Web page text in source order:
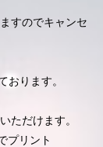
すのでキャンセ
ります。
ただけます。
プリント